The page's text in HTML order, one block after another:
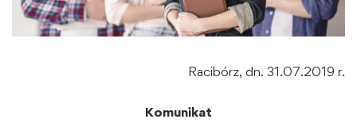
Racibórz, dn. 31.07.2019 r.
Komunikat